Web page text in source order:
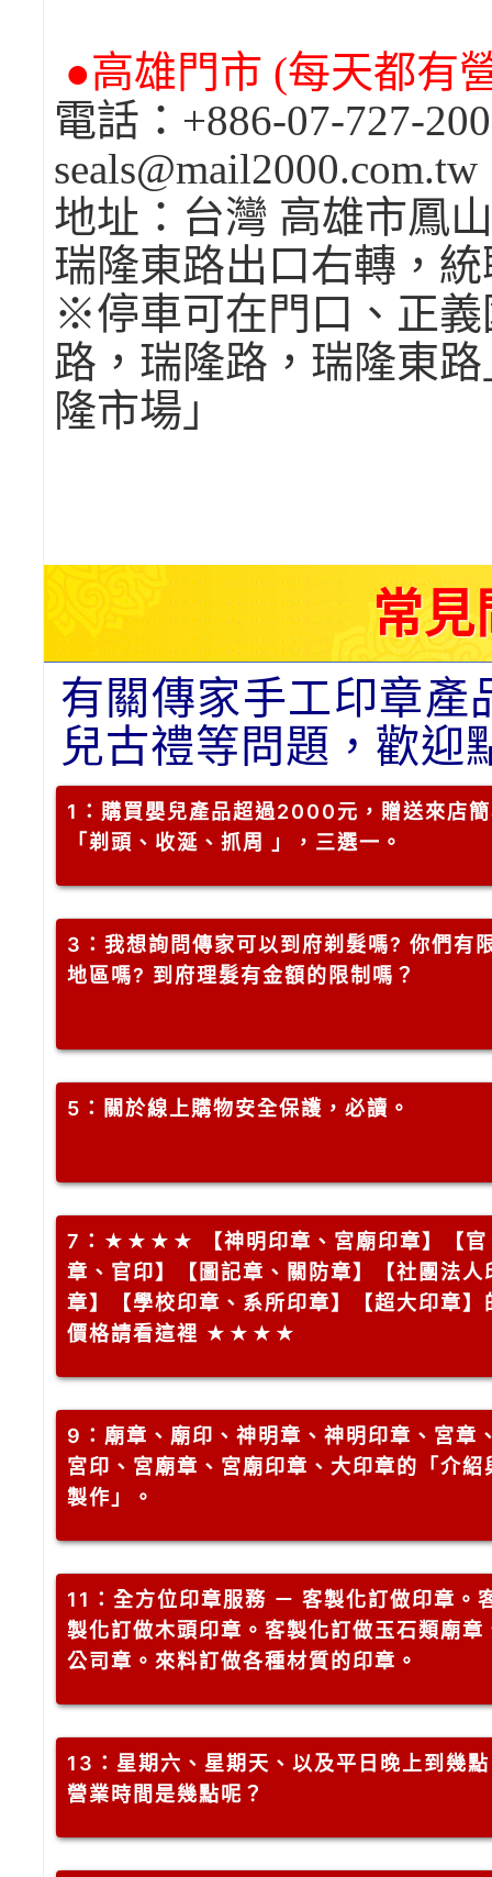
●高雄門市 (每天都有
電話：+886-07-
seals@mail2000.com.tw
地址：台灣 高雄市鳳
瑞隆東路出口右轉，
※停車可在門口、正
路，瑞隆路，瑞隆東
隆市場」
常
有關傳家手工印章產
兒古禮等問題，歡迎
1 ：購買嬰兒產品超過2000元，贈送來店
「剃頭、收涎、抓周 」，三選一。
3 ：我想詢問傳家可以到府剃髮嗎? 你們有
地區嗎? 到府理髮有金額的限制嗎？
5 ：關於線上購物安全保護，必讀。
7 ：★★★★ 【神明印章、宮廟印章】【官
章、官印】【圖記章、關防章】【社團法人
章】【學校印章、系所印章】【超大印章】
價格請看這裡 ★★★★
9 ：廟章、廟印、神明章、神明印章、宮章
宮印、宮廟章、宮廟印章、大印章的「介紹
製作」。
11 ：全方位印章服務 － 客製化訂做印章。
製化訂做木頭印章。客製化訂做玉石類廟章
公司章。來料訂做各種材質的印章。
13 ：星期六、星期天、以及平日晚上到幾
營業時間是幾點呢？